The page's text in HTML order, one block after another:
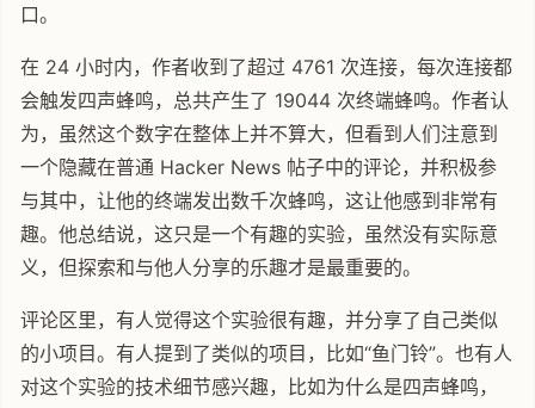
口。
在 24 小时内，作者收到了超过 4761 次连接，每次连接都
会触发四声蜂鸣，总共产生了 19044 次终端蜂鸣。作者认
为，虽然这个数字在整体上并不算大，但看到人们注意到
一个隐藏在普通 Hacker News 帖子中的评论，并积极参
与其中，让他的终端发出数千次蜂鸣，这让他感到非常有
趣。他总结说，这只是一个有趣的实验，虽然没有实际意
义，但探索和与他人分享的乐趣才是最重要的。
评论区里，有人觉得这个实验很有趣，并分享了自己类似
的小项目。有人提到了类似的项目，比如“鱼门铃”。也有人
对这个实验的技术细节感兴趣，比如为什么是四声蜂鸣，